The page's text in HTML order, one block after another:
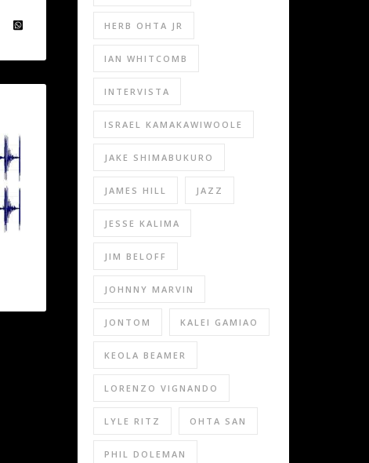
HERB OHTA JR
IAN WHITCOMB
INTERVISTA
ISRAEL KAMAKAWIWOOLE
JAKE SHIMABUKURO
JAMES HILL JAZZ
JESSE KALIMA
JIM BELOFF
JOHNNY MARVIN
JONTOM KALEI GAMIAO
KEOLA BEAMER
LORENZO VIGNANDO
LYLE RITZ OHTA SAN
PHIL DOLEMAN